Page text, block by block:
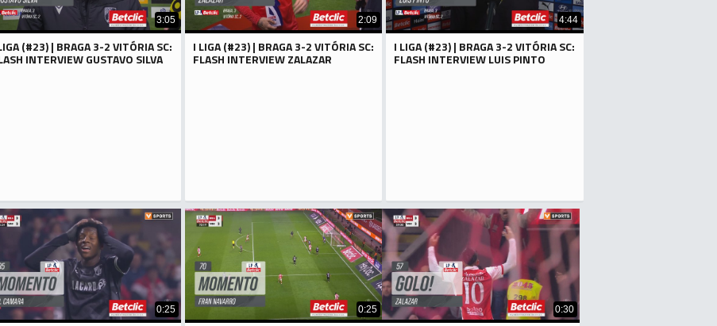
3:05
(#23) | BRAGA 3-2 VITÓRIA SC:
INTERVIEW GUSTAVO SILVA
2:09
I LIGA (#23) | BRAGA 3-2 VITÓRIA SC:
FLASH INTERVIEW ZALAZAR
4:44
I LIGA (#23) | BRAGA 3-2 VITÓRIA SC:
FLASH INTERVIEW LUIS PINTO
0:25 0:25 0:30